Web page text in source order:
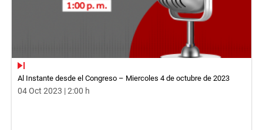
Al Instante desde el Congreso – Miercoles 4 de octubre de 2023
04 Oct 2023 | 2:00 h